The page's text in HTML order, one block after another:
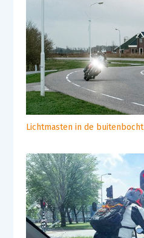
Lichtmasten in de buitenbocht